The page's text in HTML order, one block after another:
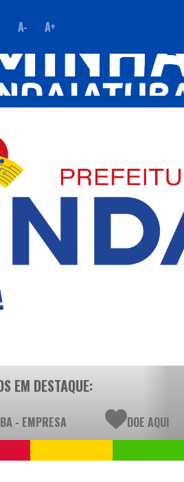
A- A+
EM DESTAQUE:
- EMPRESA DOE AQUI